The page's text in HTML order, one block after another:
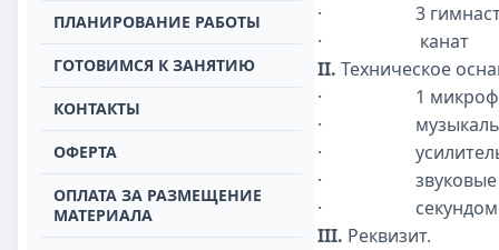
ПЛАНИРОВАНИЕ РАБОТЫ
ГОТОВИМСЯ К ЗАНЯТИЮ
КОНТАКТЫ
ОФЕРТА
ОПЛАТА ЗА РАЗМЕЩЕНИЕ
МАТЕРИАЛА
·
3
·
канат
II. Техническое
·
1
·
·
·
·
III. Реквизит.